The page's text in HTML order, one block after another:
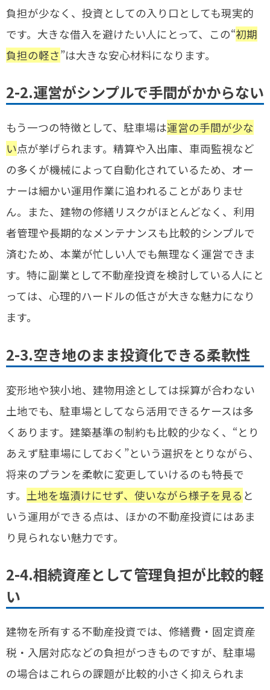
負担が少なく、投資としての入り口としても現実的
です。大きな借入を避けたい人にとって、この“初期
負担の軽さ”は大きな安心材料になります。
2-2.運営がシンプルで手間がかからない
もう一つの特徴として、駐車場は運営の手間が少な
い点が挙げられます。精算や入出庫、車両監視など
の多くが機械によって自動化されているため、オー
ナーは細かい運用作業に追われることがありませ
ん。また、建物の修繕リスクがほとんどなく、利用
者管理や長期的なメンテナンスも比較的シンプルで
済むため、本業が忙しい人でも無理なく運営できま
す。特に副業として不動産投資を検討している人にと
っては、心理的ハードルの低さが大きな魅力になり
ます。
2-3.空き地のまま投資化できる柔軟性
変形地や狭小地、建物用途としては採算が合わない
土地でも、駐車場としてなら活用できるケースは多
くあります。建築基準の制約も比較的少なく、“とり
あえず駐車場にしておく”という選択をとりながら、
将来のプランを柔軟に変更していけるのも特長で
す。 土地を塩漬けにせず、使いながら様子を見る と
いう運用ができる点は、ほかの不動産投資にはあま
り見られない魅力です。
2-4.相続資産として管理負担が比較的軽
い
建物を所有する不動産投資では、修繕費・固定資産
税・入居対応などの負担がつきものですが、駐車場
の場合はこれらの課題が比較的小さく抑えられま